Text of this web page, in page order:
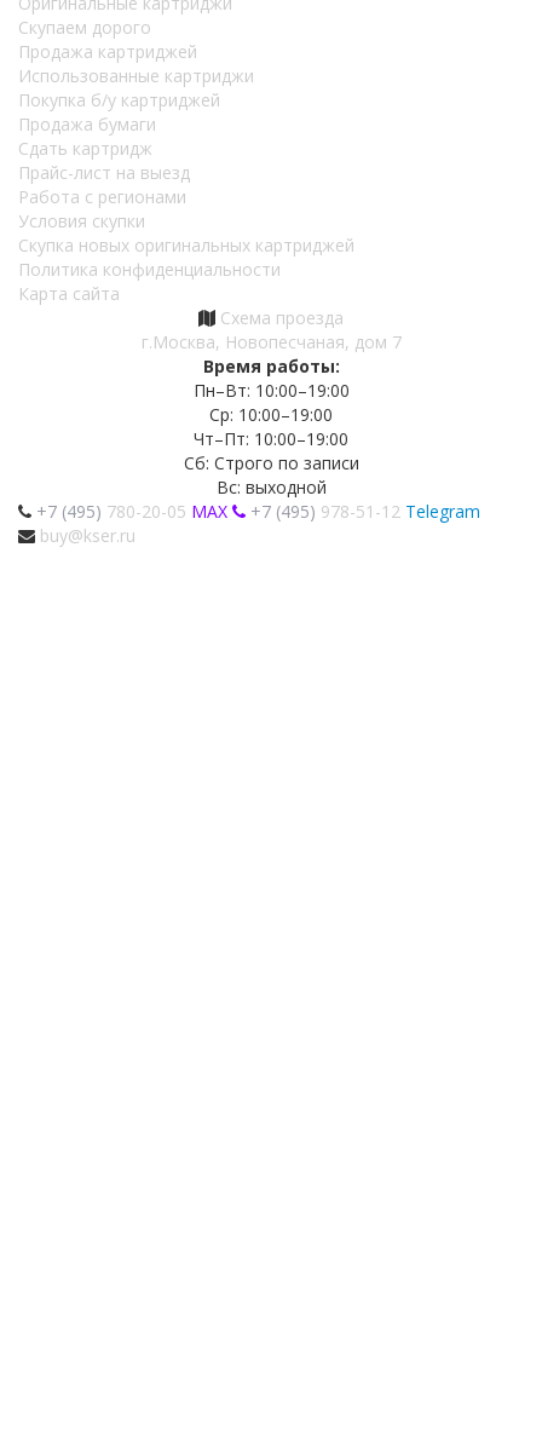
Скупаем дорого
Продажа картриджей
Использованные картриджи
Покупка б/у картриджей
Продажа бумаги
Сдать картридж
Прайс-лист на выезд
Работа с регионами
Условия скупки
Скупка новых оригинальных картриджей
Политика конфиденциальности
Карта сайта
Схема проезда
г.Москва, Новопесчаная, дом 7
Время работы:
Пн–Вт: 10:00–19:00
Ср: 10:00–19:00
Чт–Пт: 10:00–19:00
Сб: Строго по записи
Вс: выходной
+7 (495) 780-20-05 MAX +7 (495) 978-51-12 Telegram
buy@kser.ru